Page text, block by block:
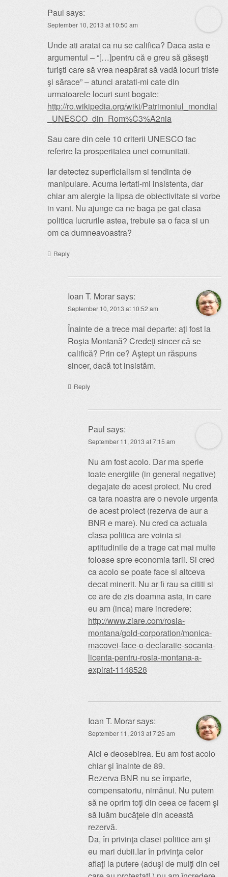
Paul says:
September 10, 2013 at 10:50 am
Unde ati aratat ca nu se califica? Daca asta e
argumentul – “[…]pentru că e greu să găseşti
turişti care să vrea neapărat să vadă locuri triste
şi sărace” – atunci aratati-mi cate din
urmatoarele locuri sunt bogate:
http://ro.wikipedia.org/wiki/Patrimoniul_mondial
_UNESCO_din_Rom%C3%A2nia
Sau care din cele 10 criterii UNESCO fac
referire la prosperitatea unei comunitati.
Iar detectez superficialism si tendinta de
manipulare. Acuma iertati-mi insistenta, dar
chiar am alergie la lipsa de obiectivitate si vorbe
in vant. Nu ajunge ca ne baga pe gat clasa
politica lucrurile astea, trebuie sa o faca si un
om ca dumneavoastra?
Reply
Ioan T. Morarsays:
September 10, 2013 at 10:52 am
Înainte de a trece mai departe: aţi fost la
Roşia Montană? Credeţi sincer că se
califică? Prin ce? Aştept un răspuns
sincer, dacă tot insistăm.
Reply
Paul says:
September 11, 2013 at 7:15 am
Nu am fost acolo. Dar ma sperie
toate energiile (in general negative)
degajate de acest proiect. Nu cred
ca tara noastra are o nevoie urgenta
de acest proiect (rezerva de aur a
BNR e mare). Nu cred ca actuala
clasa politica are vointa si
aptitudinile de a trage cat mai multe
foloase spre economia tarii. Si cred
ca acolo se poate face si altceva
decat minerit. Nu ar fi rau sa cititi si
ce are de zis doamna asta, in care
eu am (inca) mare incredere:
http://www.ziare.com/rosia-
montana/gold-corporation/monica-
macovei-face-o-declaratie-socanta-
licenta-pentru-rosia-montana-a-
expirat-1148528
Ioan T. Morarsays:
September 11, 2013 at 7:25 am
Aici e deosebirea. Eu am fost acolo
chiar şi înainte de 89.
Rezerva BNR nu se împarte,
compensatoriu, nimănui. Nu putem
să ne oprim toţi din ceea ce facem şi
să luăm bucăţele din această
rezervă.
Da, în privinţa clasei politice am şi
eu mari dubii.Iar în privinţa celor
aflaţi la putere (aduşi de mulţi din cei